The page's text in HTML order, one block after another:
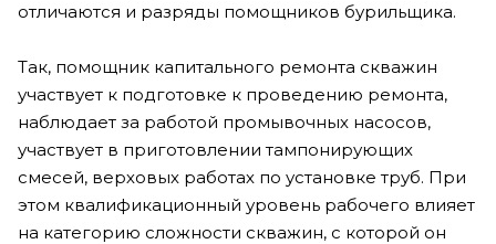
отличаются и разряды помощников бурильщика.
Так, помощник капитального ремонта скважин
участвует к подготовке к проведению ремонта,
наблюдает за работой промывочных насосов,
участвует в приготовлении тампонирующих
смесей, верховых работах по установке труб. При
этом квалификационный уровень рабочего влияет
на категорию сложности скважин, с которой он